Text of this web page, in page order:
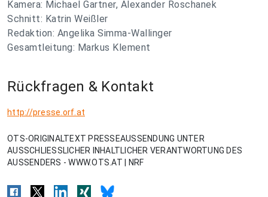
Kamera: Michael Gartner, Alexander Roschanek
Schnitt: Katrin Weißler
Redaktion: Angelika Simma-Wallinger
Gesamtleitung: Markus Klement
Rückfragen & Kontakt
http://presse.orf.at
OTS-ORIGINALTEXT PRESSEAUSSENDUNG UNTER
AUSSCHLIESSLICHER INHALTLICHER VERANTWORTUNG DES
AUSSENDERS - WWW.OTS.AT | NRF